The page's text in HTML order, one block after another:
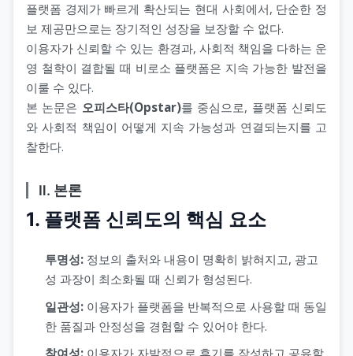
플랫폼 경제가 빠르게 확산되는 현대 사회에서, 단순한 정
보 제공만으로는 장기적인 성장을 보장할 수 없다.
이용자가 신뢰할 수 있는 환경과, 사회적 책임을 다하는 운
영 철학이 결합될 때 비로소 플랫폼은 지속 가능한 발전을
이룰 수 있다.
본 논문은 오피스타(Opstar)를 중심으로, 플랫폼 신뢰도
와 사회적 책임이 어떻게 지속 가능성과 연결되는지를 고
찰한다.
Ⅱ. 본론
1. 플랫폼 신뢰도의 핵심 요소
투명성: 정보의 출처와 내용이 명확히 밝혀지고, 광고
성 과장이 최소화될 때 신뢰가 형성된다.
일관성: 이용자가 플랫폼을 반복적으로 사용할 때 동일
한 품질과 안정성을 경험할 수 있어야 한다.